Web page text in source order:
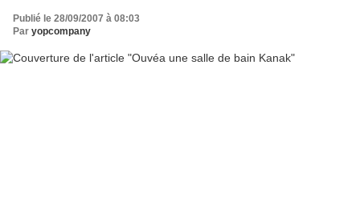
Publié le 28/09/2007 à 08:03
Par yopcompany